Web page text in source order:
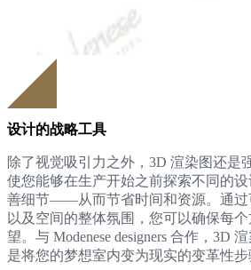
设计的战略工具
除了视觉吸引力之外，3D 渲染图还是
使您能够在生产开始之前探索不同的
善细节——从而节省时间和资源。通过
以及空间的整体氛围，您可以确保每
望。与 Modenese designers 合作，3D
是将您的梦想室内变为现实的变革性步